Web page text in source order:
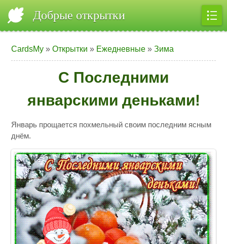
Добрые открытки
CardsMy »Открытки » Ежедневные »Зима
С Последними
январскими деньками!
Январь прощается похмельный своим последним ясным
днём.